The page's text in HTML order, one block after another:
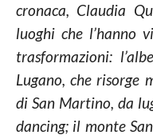
cronaca, Claudia
luoghi che l’hanno
trasformazioni:
Lugano, che risorge
di San Martino, da
dancing; il monte